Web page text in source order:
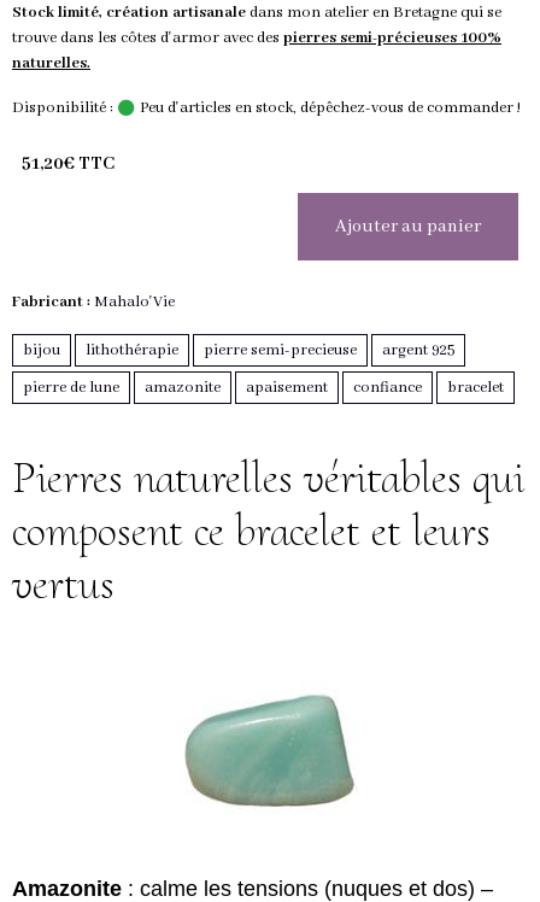
Stock limité, création artisanaledans mon atelier en Bretagne qui se
trouve dans les côtes d'armor avec des pierres semi-précieuses 100%
naturelles.
Disponibilité : Peu d'articles en stock, dépêchez-vous de commander !
51,20€ TTC
Ajouter au panier
Fabricant :Mahalo'Vie
bijou lithothérapie pierre semi-precieuse
argent 925
pierre de lune
amazonite apaisement confiance bracelet
Pierres naturelles véritables qui
composent ce bracelet et leurs
vertus
Amazonite : calme les tensions (nuques et dos) –